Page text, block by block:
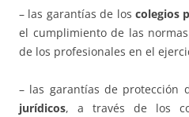
– las garantías de los colegios
el cumplimiento de las
de los profesionales en el
– las garantías de protección
jurídicos, a través de los